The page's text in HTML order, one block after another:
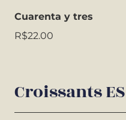
Cuarenta y tres
R$22.00
Croissants ES